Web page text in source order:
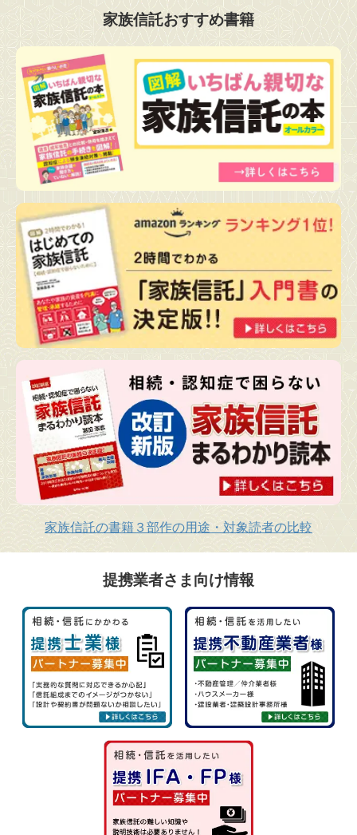
家族信託おすすめ書籍
家族信託の書籍３部作の用途・対象読者の比較
提携業者さま向け情報